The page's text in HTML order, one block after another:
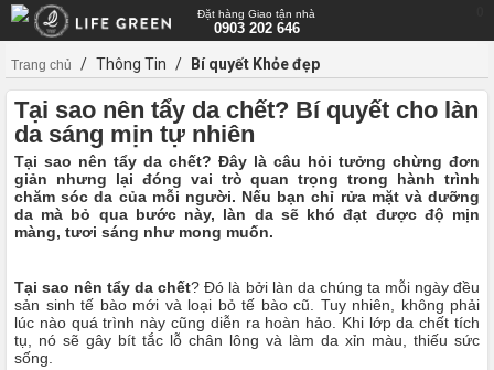
Đặt hàng Giao tận nhà
0903 202 646
Trang chủ / Thông Tin / Bí quyết Khỏe đẹp
Tại sao nên tẩy da chết? Bí quyết cho làn
da sáng mịn tự nhiên
Tại sao nên tẩy da chết? Đây là câu hỏi tưởng chừng đơn
giản nhưng lại đóng vai trò quan trọng trong hành trình
chăm sóc da của mỗi người. Nếu bạn chỉ rửa mặt và dưỡng
da mà bỏ qua bước này, làn da sẽ khó đạt được độ mịn
màng, tươi sáng như mong muốn.
Tại sao nên tẩy da chết? Đó là bởi làn da chúng ta mỗi ngày đều
sản sinh tế bào mới và loại bỏ tế bào cũ. Tuy nhiên, không phải
lúc nào quá trình này cũng diễn ra hoàn hảo. Khi lớp da chết tích
tụ, nó sẽ gây bít tắc lỗ chân lông và làm da xỉn màu, thiếu sức
sống.